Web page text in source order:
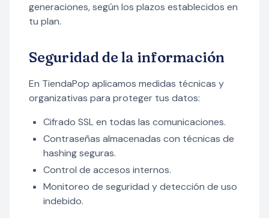
generaciones, según los plazos establecidos en
tu plan.
Seguridad de la información
En TiendaPop aplicamos medidas técnicas y
organizativas para proteger tus datos:
Cifrado SSL en todas las comunicaciones.
Contraseñas almacenadas con técnicas de
hashing seguras.
Control de accesos internos.
Monitoreo de seguridad y detección de uso
indebido.